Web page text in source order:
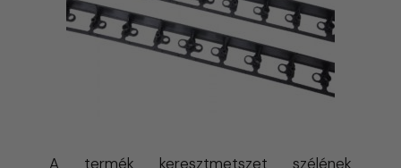
A termék keresztmetszet szélének